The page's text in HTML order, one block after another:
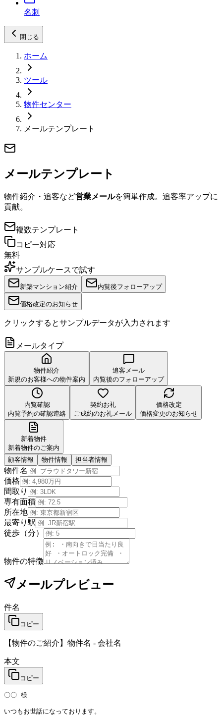
名刺
閉じる
ホーム
ツール
物件センター
メールテンプレート
メールテンプレート
物件紹介・追客など営業メールを簡単作成。追客率アップに
貢献。
複数テンプレート
コピー対応
無料
サンプルケースで試す
新築マンション紹介 内覧後フォローアップ
価格改定のお知らせ
クリックするとサンプルデータが入力されます
メールタイプ
物件紹介
新規のお客様への物件案内
追客メール
内覧後のフォローアップ
内覧確認
内覧予約の確認連絡
契約お礼
ご成約のお礼メール
価格改定
価格変更のお知らせ
新着物件
新着物件のご案内
顧客情報
物件情報 担当者情報
物件名
価格
間取り
専有面積
所在地
最寄り駅
徒歩（分）
物件の特徴
メールプレビュー
件名
コピー
【物件のご紹介】物件名 - 会社名
本文
コピー
〇〇 様
いつもお世話になっております。